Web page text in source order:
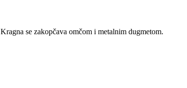
se zakopčava omčom i metalnim dugmetom.